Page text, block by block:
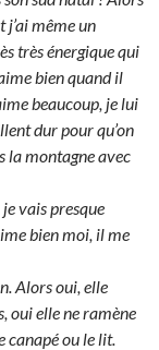
j’ai même un
très énergique qui
bien quand il
beaucoup, je lui
dur pour qu’on
la montagne avec
vais presque
bien moi, il me
Alors oui, elle
oui elle ne ramène
canapé ou le lit.